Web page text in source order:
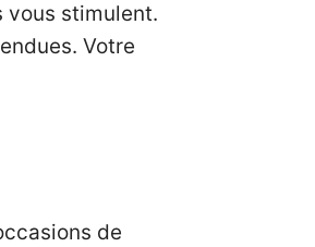
vous stimulent.
Votre
de